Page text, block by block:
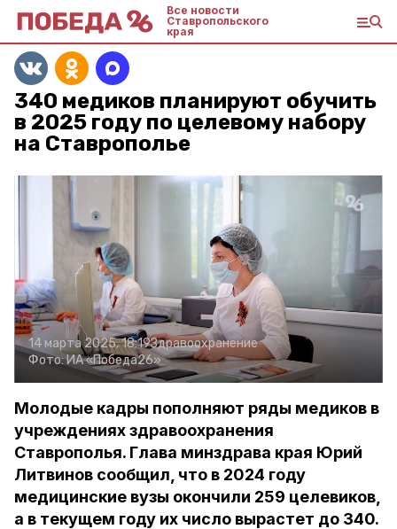
Все новости
Ставропольского
края
340 медиков планируют обучить
в 2025 году по целевому набору
на Ставрополье
14 марта 2025, 18:19Здравоохранение
Фото:ИА «Победа26»
Молодые кадры пополняют ряды медиков в
учреждениях здравоохранения
Ставрополья. Глава минздрава края Юрий
Литвинов сообщил, что в 2024 году
медицинские вузы окончили 259 целевиков,
а в текущем году их число вырастет до 340.